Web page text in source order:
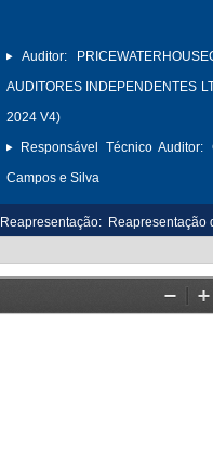
Auditor:
AUDITORES INDEPENDENTES
2024 V4)
Responsável Técnico Auditor:
Campos e Silva
Reapresentação